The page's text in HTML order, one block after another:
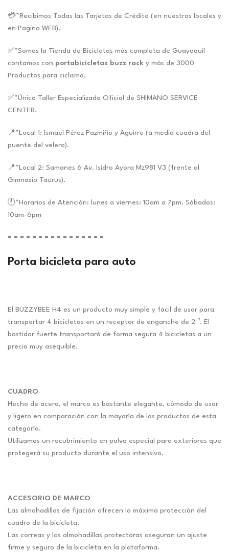
💳*Recibimos Todas las Tarjetas de Crédito (en nuestros locales y
en Pagina WEB).
✅*Somos la Tienda de Bicicletas más completa de Guayaquil
contamos con portabicicletas buzz rack y más de 3000
Productos para ciclismo.
✅*Único Taller Especializado Oficial de SHIMANO SERVICE
CENTER.
📍*Local 1: Ismael Pérez Pazmiño y Aguirre (a media cuadra del
puente del velero).
📍*Local 2: Samanes 6 Av. Isidro Ayora Mz981 V3 (frente al
Gimnasio Taurus).
🕙*Horarios de Atención: lunes a viernes: 10am a 7pm. Sábados:
10am-6pm
= = = = = = = = = = = = = = = =
Porta bicicleta para auto
El BUZZYBEE H4 es un producto muy simple y fácil de usar para
transportar 4 bicicletas en un receptor de enganche de 2 ″. El
bastidor fuerte transportará de forma segura 4 bicicletas a un
precio muy asequible.
CUADRO
Hecho de acero, el marco es bastante elegante, cómodo de usar
y ligero en comparación con la mayoría de los productos de esta
categoría.
Utilizamos un recubrimiento en polvo especial para exteriores que
protegerá su producto durante el uso intensivo.
ACCESORIO DE MARCO
Las almohadillas de fijación ofrecen la máxima protección del
cuadro de la bicicleta.
Las correas y las almohadillas protectoras aseguran un ajuste
firme y seguro de la bicicleta en la plataforma.